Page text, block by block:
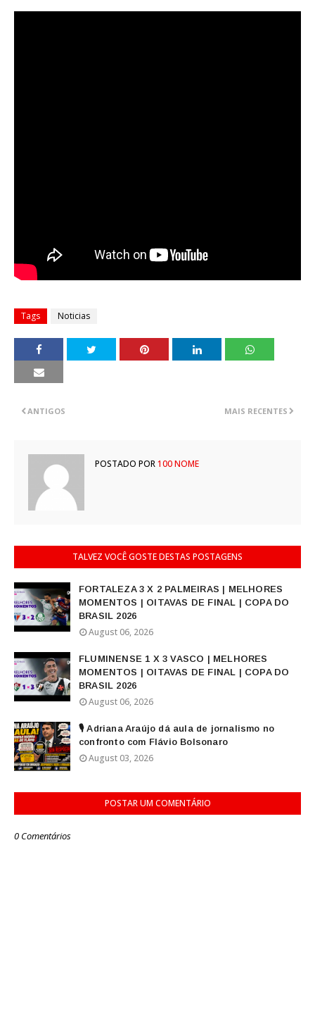
Tags Noticias
MAIS RECENTES
ANTIGOS
POSTADO POR100 NOME
TALVEZ VOCÊ GOSTE DESTAS POSTAGENS
FORTALEZA 3 X 2 PALMEIRAS | MELHORES
MOMENTOS | OITAVAS DE FINAL | COPA DO
BRASIL 2026
August 06, 2026
FLUMINENSE 1 X 3 VASCO | MELHORES
MOMENTOS | OITAVAS DE FINAL | COPA DO
BRASIL 2026
August 06, 2026
🎙️ Adriana Araújo dá aula de jornalismo no
confronto com Flávio Bolsonaro
August 03, 2026
POSTAR UM COMENTÁRIO
0 Comentários